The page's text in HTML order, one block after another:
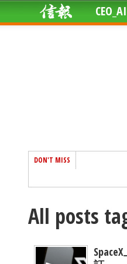
CEO_AI
DON'T MISS
All posts